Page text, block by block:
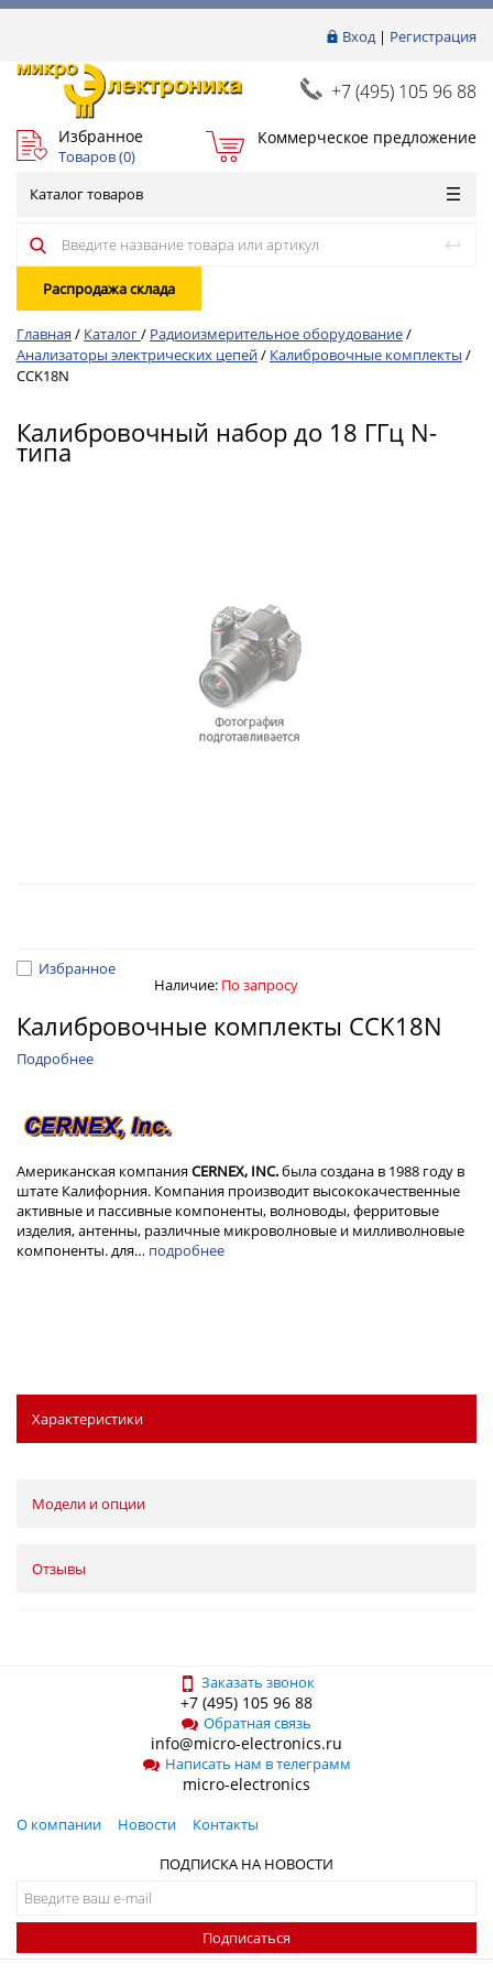
Вход| Регистрация
+7 (495) 105 96 88
Избранное
Товаров (0)
Коммерческое предложение
Каталог товаров
Распродажа склада
Главная / Каталог/ Радиоизмерительное оборудование/
Анализаторы электрических цепей/ Калибровочные комплекты /
CCK18N
Калибровочный набор до 18 ГГц N-
типа
Избранное
Наличие: По запросу
Калибровочные комплекты CCK18N
Подробнее
Американская компанияCERNEX, INC.была создана в 1988 году в
штате Калифорния. Компания производит высококачественные
активные и пассивные компоненты, волноводы, ферритовые
изделия, антенны, различные микроволновые и милливолновые
компоненты. для… подробнее
Характеристики
Модели и опции
Отзывы
Заказать звонок
+7 (495) 105 96 88
Обратная связь
info@micro-electronics.ru
Написать нам в телеграмм
micro-electronics
О компании Новости
Контакты
ПОДПИСКА НА НОВОСТИ
Подписаться